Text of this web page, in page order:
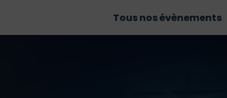
Tous nos évènements